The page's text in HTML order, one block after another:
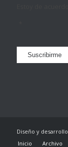
Suscribirme
Diseño y desarrollo
Inicio
Archivo